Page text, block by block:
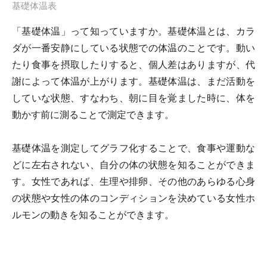
基礎体温表
「基礎体温」って知っていますか。基礎体温とは、カラ
ダが一番安静にしている状態での体温のことです。動い
たり食事を摂取したりすると、個人差はありますが、代
謝によって体温が上がります。基礎体温は、まだ活動を
していな状態、すなわち、朝に目を覚ました時に、体を
動かす前に測ることで測定できます。
基礎体温を測定してグラフ化することで、食事や運動な
どに左右されない、自分の体の状態を知ることができま
す。女性であれば、生理や排卵、その他のあらゆる心身
の状態や女性の体のコンディションを決めている女性ホ
ルモンの動きを知ることができます。